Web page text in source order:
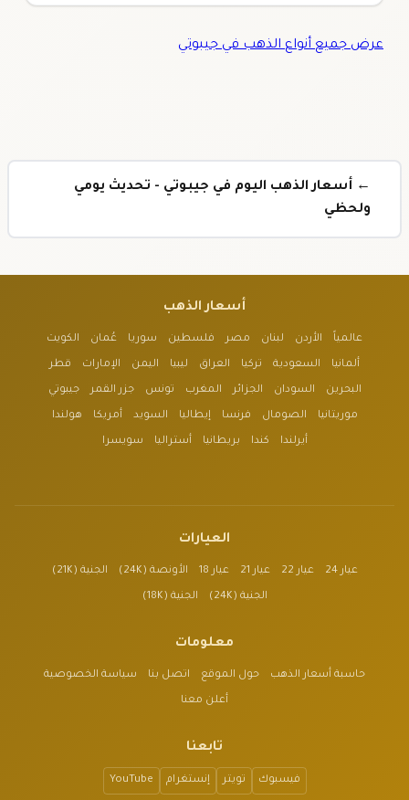
عرض جميع أنواع الذهب في جيبوتي
← أسعار الذهب اليوم في جيبوتي - تحديث يومي
ولحظي
أسعار الذهب
عالمياً الأردن لبنان مصر فلسطين سوريا عُمان الكويت
ألمانيا السعودية تركيا العراق ليبيا اليمن الإمارات قطر
البحرين السودان الجزائر المغرب تونس جزر القمر جيبوتي
موريتانيا الصومال فرنسا إيطاليا السويد أمريكا هولندا
أيرلندا كندا بريطانيا أستراليا سويسرا
العيارات
عيار 24 عيار 22 عيار 21 عيار 18 الأونصة (24K) الجنية (21K)
الجنية (24K) الجنية (18K)
معلومات
حاسبة أسعار الذهب حول الموقع اتصل بنا سياسة الخصوصية
أعلن معنا
تابعنا
فيسبوك تويتر إنستغرام YouTube